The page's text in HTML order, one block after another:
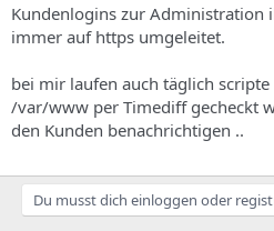
Kundenlogins zur Administration
immer auf https umgeleitet.
bei mir laufen auch täglich
/var/www per Timediff gecheckt
den Kunden benachrichtigen ..
Du musst dich einloggen oder